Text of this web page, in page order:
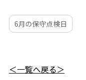
6月の保守点検日
＜一覧へ戻る＞